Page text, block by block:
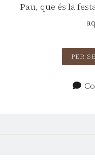
Pau, que és la
PER